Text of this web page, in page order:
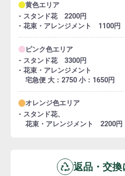
黄色エリア
- スタンド花 2200円
- 花束・アレンジメント 1100円
ピンク色エリア
- スタンド花 3300円
- 花束・アレンジメント
宅急便 大：2750 小：1650円
オレンジ色エリア
- スタンド花、
花束・アレンジメント 2200円
返品・交換